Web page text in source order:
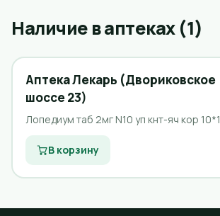
Наличие в аптеках (1)
Аптека Лекарь (Двориковское
шоссе 23)
Лопедиум таб 2мг N10 уп кнт-яч кор 10*1
В корзину